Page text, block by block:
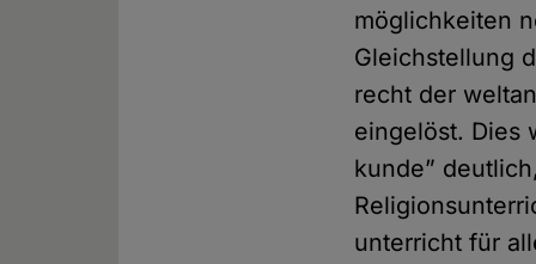
möglichkeiten
Gleich­stellung
recht der
eingelöst. Dies
kunde”
unterricht für